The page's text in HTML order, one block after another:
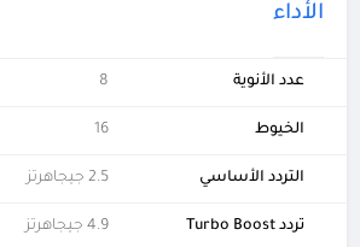
الأداء
عدد الأنوية 8
الخيوط 16
التردد الأساسي 2.5 جيجاهرتز
تردد Turbo Boost 4.9 جيجاهرتز